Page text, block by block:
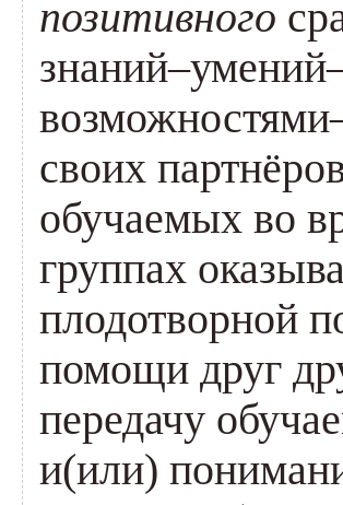
позитивного
своих
обучаемых во
группах
плодотворной
помощи друг
передачу
и(или)